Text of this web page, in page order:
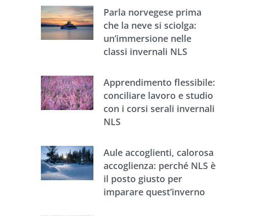
Parla norvegese prima
che la neve si sciolga:
un’immersione nelle
classi invernali NLS
Apprendimento flessibile:
conciliare lavoro e studio
con i corsi serali invernali
NLS
Aule accoglienti, calorosa
accoglienza: perché NLS è
il posto giusto per
imparare quest’inverno